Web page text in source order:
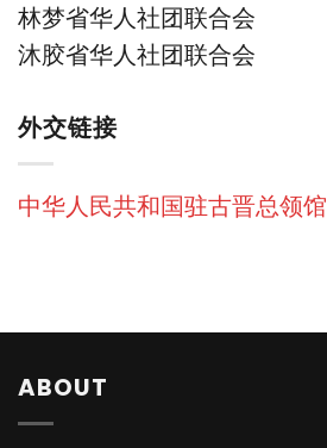
林梦省华人社团联合会
沐胶省华人社团联合会
外交链接
中华人民共和国驻古晋总领馆
ABOUT